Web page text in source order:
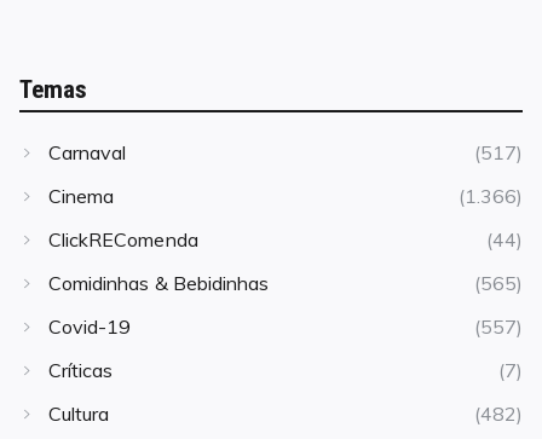
Temas
Carnaval
(517)
Cinema
(1.366)
ClickREComenda
(44)
Comidinhas & Bebidinhas
(565)
Covid-19
(557)
Críticas
(7)
Cultura
(482)